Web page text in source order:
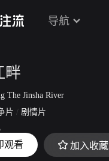
导航
畔
The Jinsha River
片 / 剧情片
秒
观看 加入收藏